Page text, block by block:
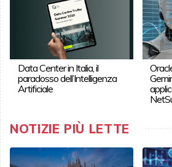
Data Center in Italia, il
paradosso dell’Intelligenza
Artificiale
NOTIZIE PIÙ LETTE